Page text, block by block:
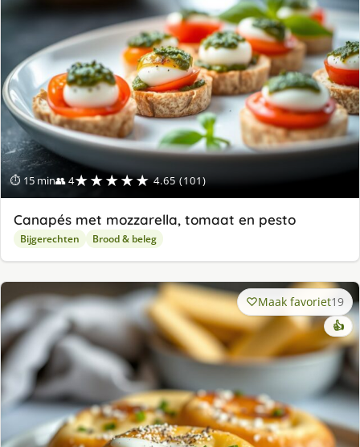
⏱ 15 min👥 4★★★★★ 4.65 (101)
Canapés met mozzarella, tomaat en pesto
Bijgerechten Brood & beleg
Maak favoriet19
👍